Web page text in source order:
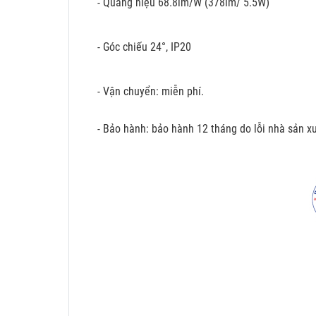
- Góc chiếu 24°, IP20
- Vận chuyển: miễn phí.
- Bảo hành: bảo hành 12 tháng do lỗi nhà sản